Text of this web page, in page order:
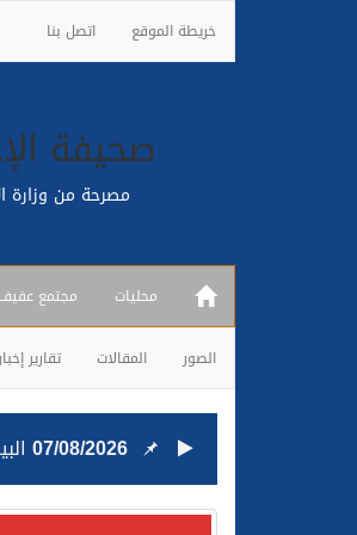
خريطة الموقع اتصل بنا
صحيفة
مصرحة من وزارة
محليات مجتمع عفيف
الصور المقالات تقارير
07/08/2026
25/07/2026